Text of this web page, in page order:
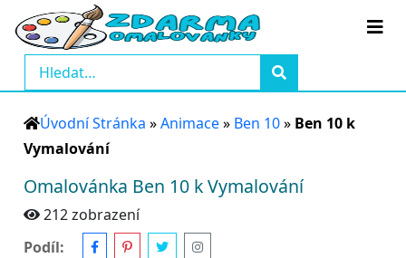
Úvodní Stránka »Animace» Ben 10» Ben 10 k
Vymalování
Omalovánka Ben 10 k Vymalování
212 zobrazení
Podíl: